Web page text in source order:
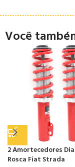
Você
2 Amortecedores
Rosca Fiat Strada